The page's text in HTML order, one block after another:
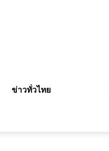
ข่าวทั่วไทย